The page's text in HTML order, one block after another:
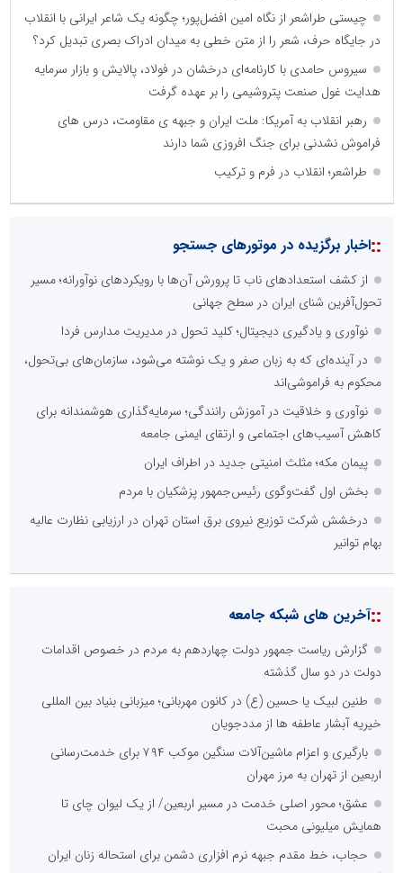
چیستی طراشعر از نگاه امین افضل‌پور؛ چگونه یک شاعر ایرانی با انقلاب
در جایگاه حرف، شعر را از متن خطی به میدان ادراک بصری تبدیل کرد؟
سیروس حامدی با کارنامه‌ای درخشان در فولاد، پالایش و بازار سرمایه
هدایت غول صنعت پتروشیمی را بر عهده گرفت
رهبر انقلاب به آمریکا: ملت ایران و جبهه ی مقاومت، درس های
فراموش نشدنی برای جنگ افروزی شما دارند
طراشعر؛ انقلاب در فرم و ترکیب
::اخبار برگزیده در موتورهای جستجو
از کشف استعدادهای ناب تا پرورش آن‌ها با رویکردهای نوآورانه؛ مسیر
تحول‌آفرین شنای ایران در سطح جهانی
نوآوری و یادگیری دیجیتال؛ کلید تحول در مدیریت مدارس فردا
در آینده‌ای که به زبان صفر و یک نوشته می‌شود، سازمان‌های بی‌تحول،
محکوم به فراموشی‌اند
نوآوری و خلاقیت در آموزش رانندگی؛ سرمایه‌گذاری هوشمندانه برای
کاهش آسیب‌های اجتماعی و ارتقای ایمنی جامعه
پیمان مکه؛ مثلث امنیتی جدید در اطراف ایران
بخش اول گفت‌وگوی رئیس‌جمهور پزشکیان با مردم
درخشش شرکت توزیع نیروی برق استان تهران در ارزیابی نظارت عالیه
بهام توانیر
::آخرین های شبکه جامعه
گزارش ریاست جمهور دولت چهاردهم به مردم در خصوص اقدامات
دولت در دو سال گذشته
طنین لبیک یا حسین (ع) در کانون مهربانی؛ میزبانی بنیاد بین المللی
خیریه آبشار عاطفه ها از مددجویان
بارگیری و اعزام ماشین‌آلات سنگین موکب ۷۹۴ برای خدمت‌رسانی
اربعین از تهران به مرز مهران
عشق؛ محور اصلی خدمت در مسیر اربعین/ از یک لیوان چای تا
همایش میلیونی محبت
حجاب، خط مقدم جبهه نرم افزاری دشمن برای استحاله زنان ایران